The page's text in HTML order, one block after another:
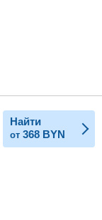
Найти
от 368 BYN